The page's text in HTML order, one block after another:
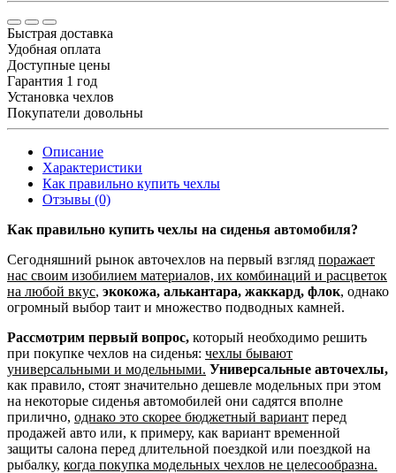
Быстрая доставка
Удобная оплата
Доступные цены
Гарантия 1 год
Установка чехлов
Покупатели довольны
Описание
Характеристики
Как правильно купить чехлы
Отзывы (0)
Как правильно купить чехлы на сиденья автомобиля?
Сегодняшний рынок авточехлов на первый взгляд поражает
нас своим изобилием материалов, их комбинаций и расцветок
на любой вкус, экокожа, алькантара, жаккард, флок, однако
огромный выбор таит и множество подводных камней.
Рассмотрим первый вопрос, который необходимо решить
при покупке чехлов на сиденья: чехлы бывают
универсальными и модельными. Универсальные авточехлы,
как правило, стоят значительно дешевле модельных при этом
на некоторые сиденья автомобилей они садятся вполне
прилично, однако это скорее бюджетный вариант перед
продажей авто или, к примеру, как вариант временной
защиты салона перед длительной поездкой или поездкой на
рыбалку, когда покупка модельных чехлов не целесообразна.